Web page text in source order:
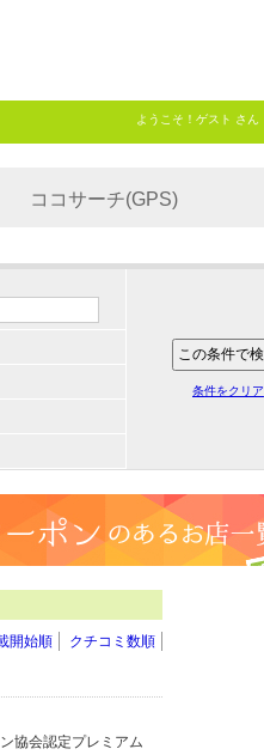
ようこそ！ ゲスト さん
ココサーチ(GPS)
条件をクリア
開始順 クチコミ数順
協会認定プレミアム